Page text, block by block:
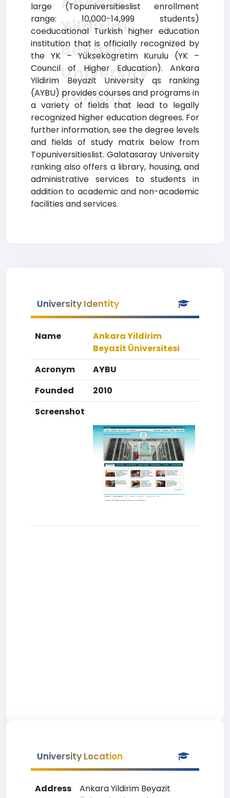
large (Topuniversitieslist enrollment
range: 10,000-14,999 students)
coeducational Turkish higher education
institution that is officially recognized by
the YK – Yüksekögretim Kurulu (YK –
Council of Higher Education). Ankara
Yildirim Beyazit University qs ranking
(AYBU) provides courses and programs in
a variety of fields that lead to legally
recognized higher education degrees. For
further information, see the degree levels
and fields of study matrix below from
Topuniversitieslist. Galatasaray University
ranking also offers a library, housing, and
administrative services to students in
addition to academic and non-academic
facilities and services.
Yildirim
Beyazit
University
Ranking
University Identity
Name
Ankara Yildirim
Beyazit Üniversitesi
Acronym
AYBU
Founded
2010
Screenshot
University Location
Address
Ankara Yildirim Beyazit